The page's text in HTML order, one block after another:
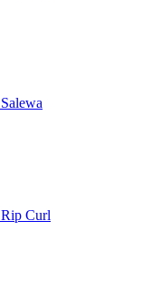
Salewa
Rip Curl